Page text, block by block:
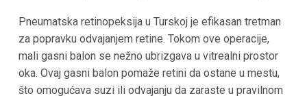
Pneumatska retinopeksija u Turskoj je efikasan tretman
za popravku odvajanjem retine. Tokom ove operacije,
mali gasni balon se nežno ubrizgava u vitrealni prostor
oka. Ovaj gasni balon pomaže retini da ostane u mestu,
što omogućava suzi ili odvajanju da zaraste u pravilnom